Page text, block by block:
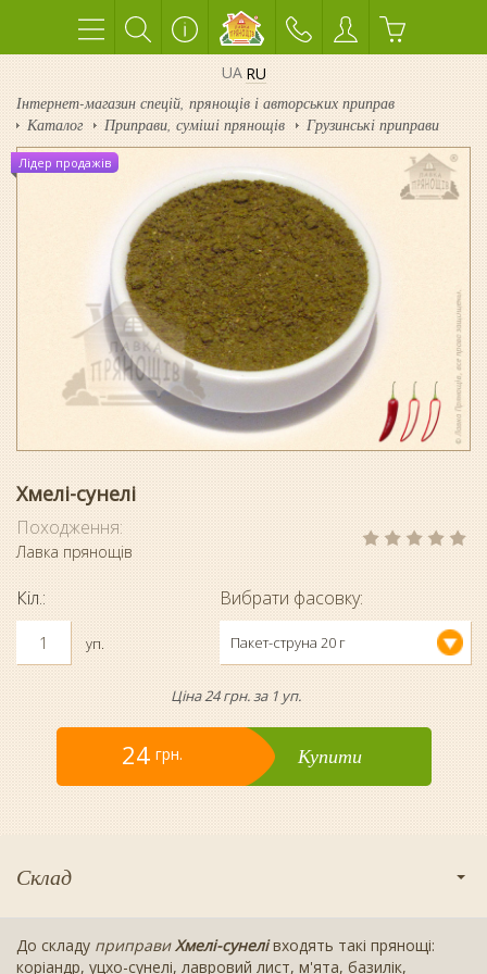
UA RU
Інтернет-магазин спецій, прянощів і авторських приправ
Каталог
Приправи, суміші прянощів Грузинські приправи
Лідер продажів
Хмелі-сунелі
Походження:
Лавка прянощів
Кіл.:
уп.
Вибрати фасовку:
Пакет-струна 20 г
Ціна 24 грн. за 1 уп.
24 грн. Купити
Склад
До складу приправиХмелі-сунелівходять такі прянощі:
коріандр, уцхо-сунелі, лавровий лист, м'ята, базилік,